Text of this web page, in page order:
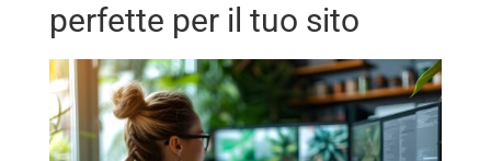
perfette per il tuo sito